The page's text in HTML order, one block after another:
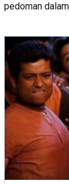
pedoman